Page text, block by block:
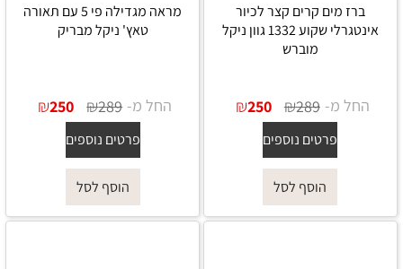
ברז מים קרים קצר לכיור
אינטגרלי שקוע 1332 גוון ניקל
מוברש
החל מ- ₪289
₪250
פרטים נוספים
הוסף לסל
מראה מגדילה פי 5 עם תאורה
טאץ' ניקל מבריק
החל מ- ₪289
₪250
פרטים נוספים
הוסף לסל